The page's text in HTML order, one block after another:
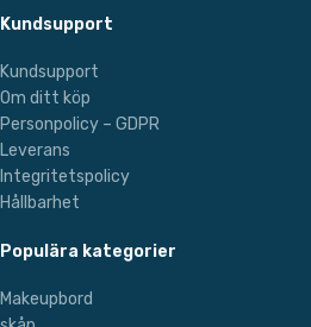
Kundsupport
Kundsupport
Om ditt köp
Personpolicy – GDPR
Leverans
Integritetspolicy
Hållbarhet
Populära kategorier
Makeupbord